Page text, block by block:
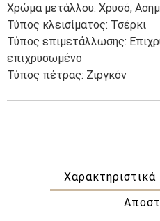
Χρώμα μετάλλου: Χρυσό,
Τύπος κλεισίματος: Τσέρκι
Τύπος επιμετάλλωσης:
επιχρυσωμένο
Τύπος πέτρας: Ζιργκόν
Χαρακτηριστικά